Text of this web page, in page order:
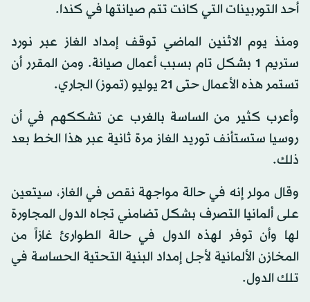
أحد التوربينات التي كانت تتم صيانتها في كندا.
ومنذ يوم الاثنين الماضي توقف إمداد الغاز عبر نورد
ستريم 1 بشكل تام بسبب أعمال صيانة. ومن المقرر أن
تستمر هذه الأعمال حتى 21 يوليو (تموز) الجاري.
وأعرب كثير من الساسة بالغرب عن تشككهم في أن
روسيا ستستأنف توريد الغاز مرة ثانية عبر هذا الخط بعد
ذلك.
وقال مولر إنه في حالة مواجهة نقص في الغاز، سيتعين
على ألمانيا التصرف بشكل تضامني تجاه الدول المجاورة
لها وأن توفر لهذه الدول في حالة الطوارئ غازاً من
المخازن الألمانية لأجل إمداد البنية التحتية الحساسة في
تلك الدول.